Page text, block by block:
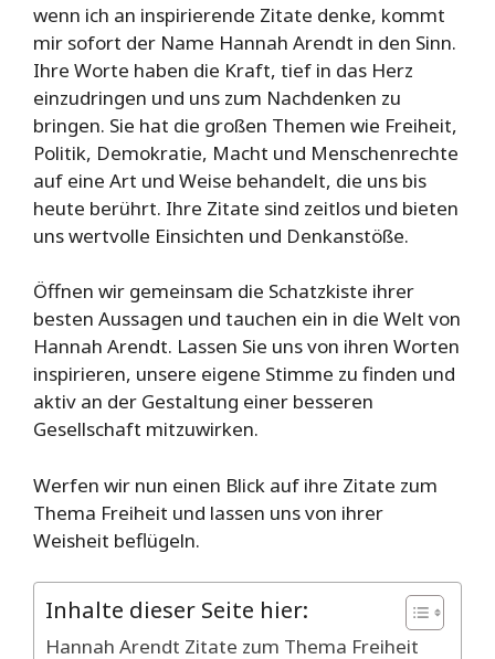
wenn ich an inspirierende Zitate denke, kommt
mir sofort der Name Hannah Arendt in den Sinn.
Ihre Worte haben die Kraft, tief in das Herz
einzudringen und uns zum Nachdenken zu
bringen. Sie hat die großen Themen wie Freiheit,
Politik, Demokratie, Macht und Menschenrechte
auf eine Art und Weise behandelt, die uns bis
heute berührt. Ihre Zitate sind zeitlos und bieten
uns wertvolle Einsichten und Denkanstöße.
Öffnen wir gemeinsam die Schatzkiste ihrer
besten Aussagen und tauchen ein in die Welt von
Hannah Arendt. Lassen Sie uns von ihren Worten
inspirieren, unsere eigene Stimme zu finden und
aktiv an der Gestaltung einer besseren
Gesellschaft mitzuwirken.
Werfen wir nun einen Blick auf ihre Zitate zum
Thema Freiheit und lassen uns von ihrer
Weisheit beflügeln.
Inhalte dieser Seite hier:
Hannah Arendt Zitate zum Thema Freiheit